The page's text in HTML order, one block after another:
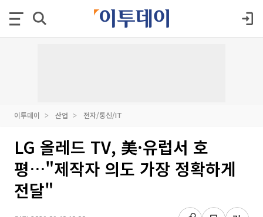
이투데이 산업 전자/통신/IT
LG 올레드 TV, 美·유럽서 호
평…"제작자 의도 가장 정확하게
전달"